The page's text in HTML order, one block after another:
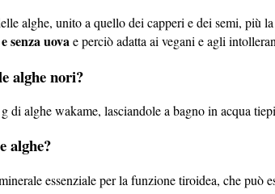
alghe, unito a quello dei capperi e dei semi, più
senza uovae perciò adatta ai vegani e agli
alghe nori?
di alghe wakame, lasciandole a bagno in acqua
alghe?
essenziale per la funzione tiroidea, che può